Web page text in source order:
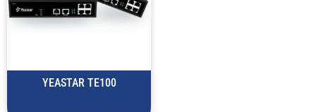
YEASTAR TE100